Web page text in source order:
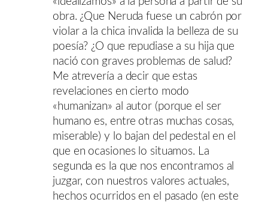
obra. ¿Que Neruda fuese un cabrón por
violar a la chica invalida la belleza de su
poesía? ¿O que repudiase a su hija que
nació con graves problemas de salud?
Me atrevería a decir que estas
revelaciones en cierto modo
«humanizan» al autor (porque el ser
humano es, entre otras muchas cosas,
miserable) y lo bajan del pedestal en el
que en ocasiones lo situamos. La
segunda es la que nos encontramos al
juzgar, con nuestros valores actuales,
hechos ocurridos en el pasado (en este